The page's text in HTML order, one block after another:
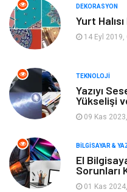
Bilgisayar & Yazılım
Tekstil
Eğlence
Plastik
Hizmet
DEKORASYON
Yurt
14 Eyl 2019,
TEKNOLOJI
Yazıyı
Yükselişi
09 Kas
BILGISAYAR &
El
Sorunları
01 Kas